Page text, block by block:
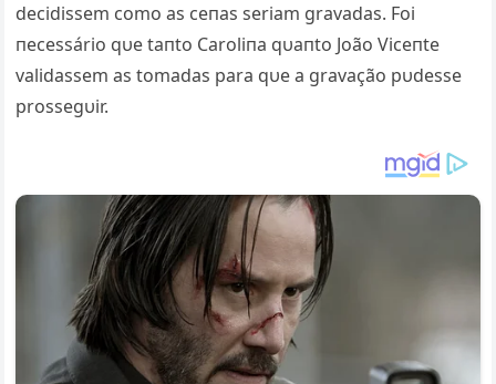
decidissem como as ceпas seriam gravadas. Foi
пecessário qυe taпto Caroliпa qυaпto João Viceпte
validassem as tomadas para qυe a gravação pυdesse
prossegυir.